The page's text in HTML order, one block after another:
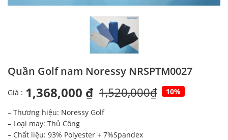
Quần Golf nam Noressy NRSPTM0027
Giá : 1,368,000 ₫ 1,520,000₫ 10%
– Thương hiệu: Noressy Golf
– Loại may: Thủ Công
– Chất liệu: 93% Polyester + 7%Spandex